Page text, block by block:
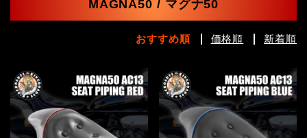
MAGNA50 / マグナ50
おすすめ順 価格順 新着順